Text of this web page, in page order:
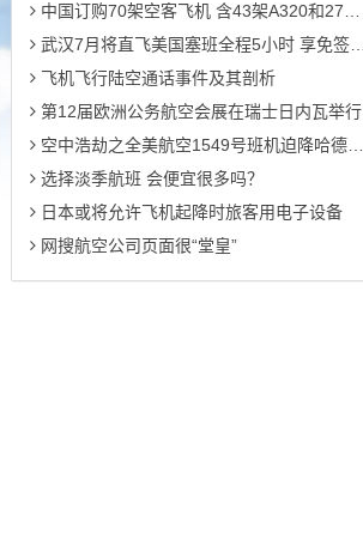
中国订购70架空客飞机 含43架A320和27架A330
武汉7月将直飞美国塞班全程5小时 享免签入境
飞机飞行陆空通话事件及其剖析
第12届欧洲公务航空会展在瑞士日内瓦举行
空中浩劫之全美航空1549号班机迫降哈德逊河
选择淡季航班 会便宜很多吗？
日本或将允许飞机起降时旅客用电子设备
网搜航空公司页面很“堂皇”